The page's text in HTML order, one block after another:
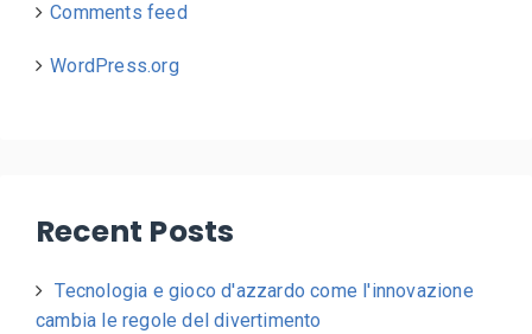
Comments feed
WordPress.org
Recent Posts
Tecnologia e gioco d'azzardo come l'innovazione
cambia le regole del divertimento